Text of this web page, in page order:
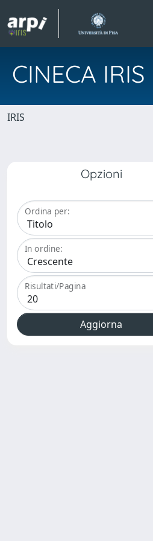
CINECA IRIS
IRIS
Opzioni
Ordina per:
In ordine:
Risultati/Pagina